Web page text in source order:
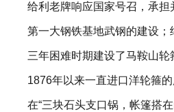
给利老牌响应国家号召，承担
第一大钢铁基地武钢的建设；
三年困难时期建设了马鞍山轮
1876年以来一直进口洋轮箍的
在“三块石头支口锅，帐篷搭